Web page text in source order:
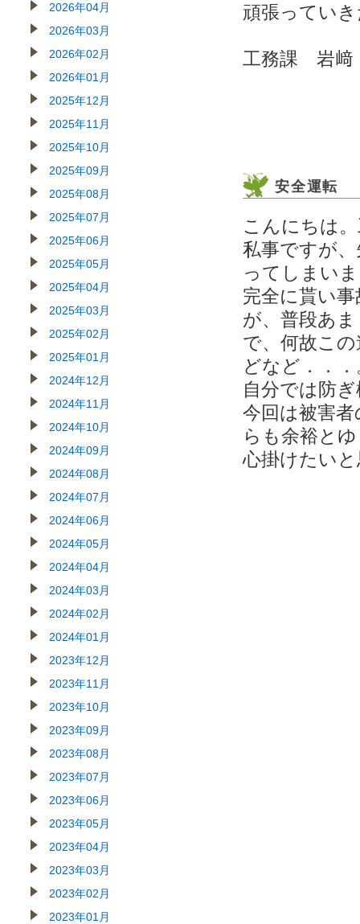
2026年04月
2026年03月
2026年02月
2026年01月
2025年12月
2025年11月
2025年10月
2025年09月
2025年08月
2025年07月
2025年06月
2025年05月
2025年04月
2025年03月
2025年02月
2025年01月
2024年12月
2024年11月
2024年10月
2024年09月
2024年08月
2024年07月
2024年06月
2024年05月
2024年04月
2024年03月
2024年02月
2024年01月
2023年12月
2023年11月
2023年10月
2023年09月
2023年08月
2023年07月
2023年06月
2023年05月
2023年04月
2023年03月
2023年02月
2023年01月
頑張ってい
工務課 岩﨑
安全運転
こんにちは
私事ですが
ってしまい
完全に貰い
が、普段あ
で、何故こ
どなど．．．
自分では防
今回は被害
らも余裕と
心掛けたい